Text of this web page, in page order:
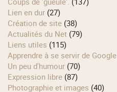
Lien en dur (27)
Création de site (38)
Actualités du Net (79)
Liens utiles (115)
Apprendre à se servir de Google
Un peu d'humour (70)
Expression libre (87)
Photographie et images (40)